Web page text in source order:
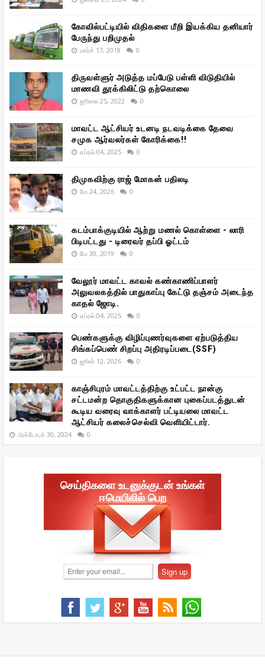
கோவில்பட்டியில் விதிகளை மீறி இயக்கிய தனியார்
பேருந்து பறிமுதல்
மார்ச் 17, 2018 0
திருவள்ளுர் அடுத்த மப்பேடு பள்ளி விடுதியில்
மாணவி தூக்கிலிட்டு தற்கொலை
ஜூலை 25, 2022 0
மாவட்ட ஆட்சியர் உடனடி நடவடிக்கை தேவை
சமுக ஆர்வலர்கள் கோரிக்கை!!
ஏப்ரல் 04, 2025 0
திமுகவிற்கு ராஜ் மோகன் பதிலடி
மே 24, 2026 0
கடம்பாக்குடியில் ஆற்று மணல் கொள்ளை - லாரி
பிடிபட்டது - டிரைவர் தப்பி ஓட்டம்
மே 30, 2019 0
வேலூர் மாவட்ட காவல் கண்காணிப்பாளர்
அலுவலகத்தில் பாதுகாப்பு கேட்டு தஞ்சம் அடைந்த
காதல் ஜோடி.
ஏப்ரல் 04, 2025 0
பெண்களுக்கு விழிப்புணர்வுகளை ஏற்படுத்திய
சிங்கப்பெண் சிறப்பு அதிரடிப்படை(SSF)
ஜூன் 12, 2026 0
காஞ்சிபுரம் மாவட்டத்திற்கு உட்பட்ட நான்கு
சட்டமன்ற தொகுதிகளுக்கான புகைப்படத்துடன்
கூடிய வரைவு வாக்காளர் பட்டியலை மாவட்ட
ஆட்சியர் கலைச்செல்வி வெளியிட்டார்.
அக்டோபர் 30, 2024 0
செய்திகளை உடனுக்குடன் உங்கள்
ஈமெயிலில் பெற